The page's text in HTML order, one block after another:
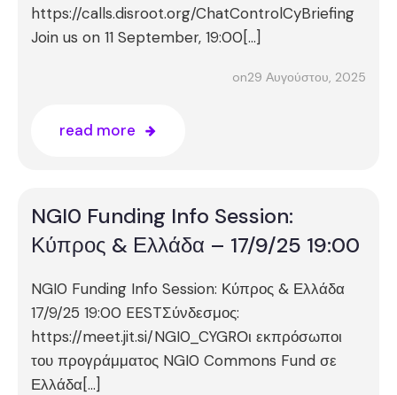
https://calls.disroot.org/ChatControlCyBriefing
Join us on 11 September, 19:00[…]
on29 Αυγούστου, 2025
read more
NGI0 Funding Info Session:
Κύπρος & Ελλάδα – 17/9/25 19:00
NGI0 Funding Info Session: Κύπρος & Ελλάδα
17/9/25 19:00 EESTΣύνδεσμος:
https://meet.jit.si/NGI0_CYGRΟι εκπρόσωποι
του προγράμματος NGI0 Commons Fund σε
Ελλάδα[…]